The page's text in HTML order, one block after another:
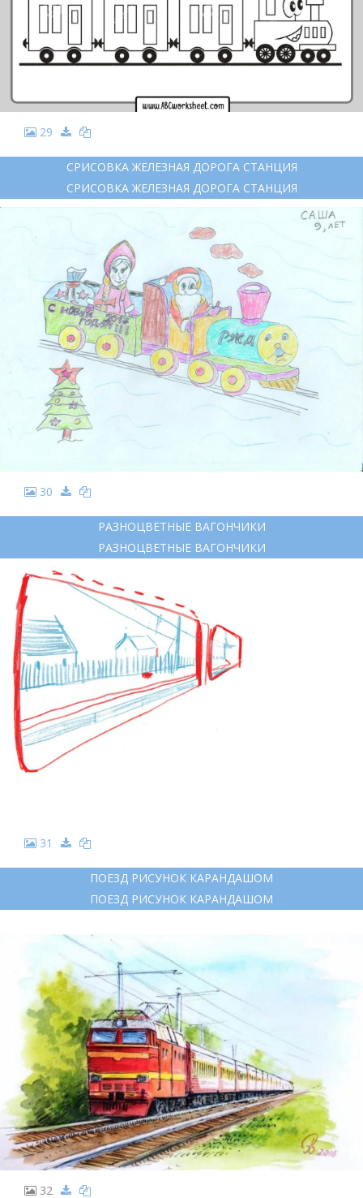
29
СРИСОВКА ЖЕЛЕЗНАЯ ДОРОГА СТАНЦИЯ
СРИСОВКА ЖЕЛЕЗНАЯ ДОРОГА СТАНЦИЯ
30
РАЗНОЦВЕТНЫЕ ВАГОНЧИКИ
РАЗНОЦВЕТНЫЕ ВАГОНЧИКИ
31
ПОЕЗД РИСУНОК КАРАНДАШОМ
ПОЕЗД РИСУНОК КАРАНДАШОМ
32